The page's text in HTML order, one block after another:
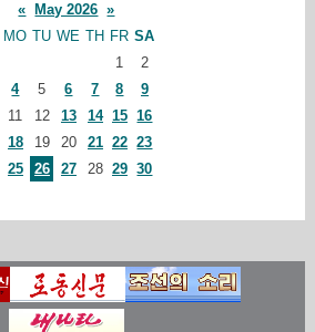
« May 2026 »
MO TU WE TH FR SA
1
2
4 5 6 7 8
9
11 12 13 14 15 16
18 19 20 21 22 23
25 26 27 28 29 30